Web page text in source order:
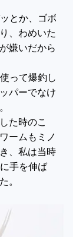
とか、ゴボ
、わめいた
嫌いだから
って爆釣し
パーでなけ
た時のこ
ームもミノ
、私は当時
手を伸ば
。